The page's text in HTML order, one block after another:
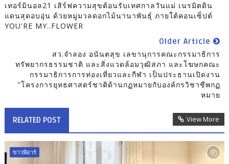
เทอร์มินอล21 เสิร์ฟความสุขต้อนรับเทศกาลวันแม่ เนรมิตดิน
แดนสุดอบอุ่น ด้วยหมู่มวลดอกไม้นานาพันธุ์ ภายใต้คอนเซ็ปต์
YOU'RE MY..FLOWER
Older Article
สว.จำลอง อนันตสุข เลขานุการคณะกรรมาธิการ
ทรัพยากรธรรมชาติ และสิ่งแวดล้อมวุฒิสภา และโฆษกคณะ
กรรมาธิการการท่องเที่ยวและกีฬา เป็นประธานเปิดงาน
"โครงการยุทธศาสตร์ชาติด้านกฏหมายกับองค์กรวิชาชีพกฏ
หมาย
RELATED POST View More
ข่าวพีอาร์